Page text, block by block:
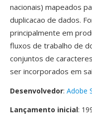
nacionais) mapeados
duplicacao de dados.
principalmente em
fluxos de trabalho de
conjuntos de
ser incorporados em
Desenvolvedor: Adobe
Lançamento inicial: